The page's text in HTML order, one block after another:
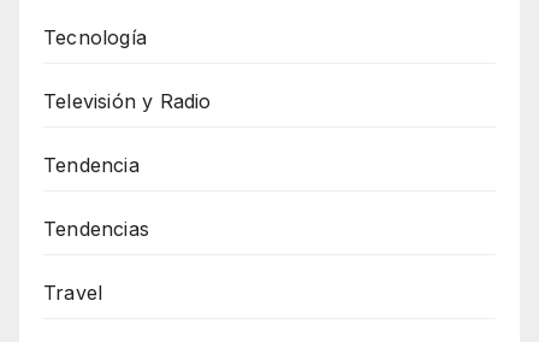
Tecnología
Televisión y Radio
Tendencia
Tendencias
Travel